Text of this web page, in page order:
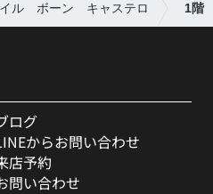
イル ボーン キャステロ 1階
ログ
からお問い合わせ
店予約
問い合わせ